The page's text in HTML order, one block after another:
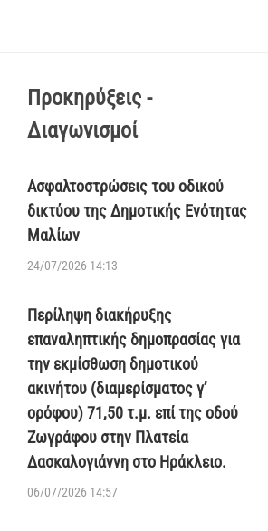
Προκηρύξεις -
Διαγωνισμοί
Ασφαλτοστρώσεις του οδικού
δικτύου της Δημοτικής Ενότητας
Μαλίων
24/07/2026 14:13
Περίληψη διακήρυξης
επαναληπτικής δημοπρασίας για
την εκμίσθωση δημοτικού
ακινήτου (διαμερίσματος γ’
ορόφου) 71,50 τ.μ. επί της οδού
Ζωγράφου στην Πλατεία
Δασκαλογιάννη στο Ηράκλειο.
06/07/2026 14:57